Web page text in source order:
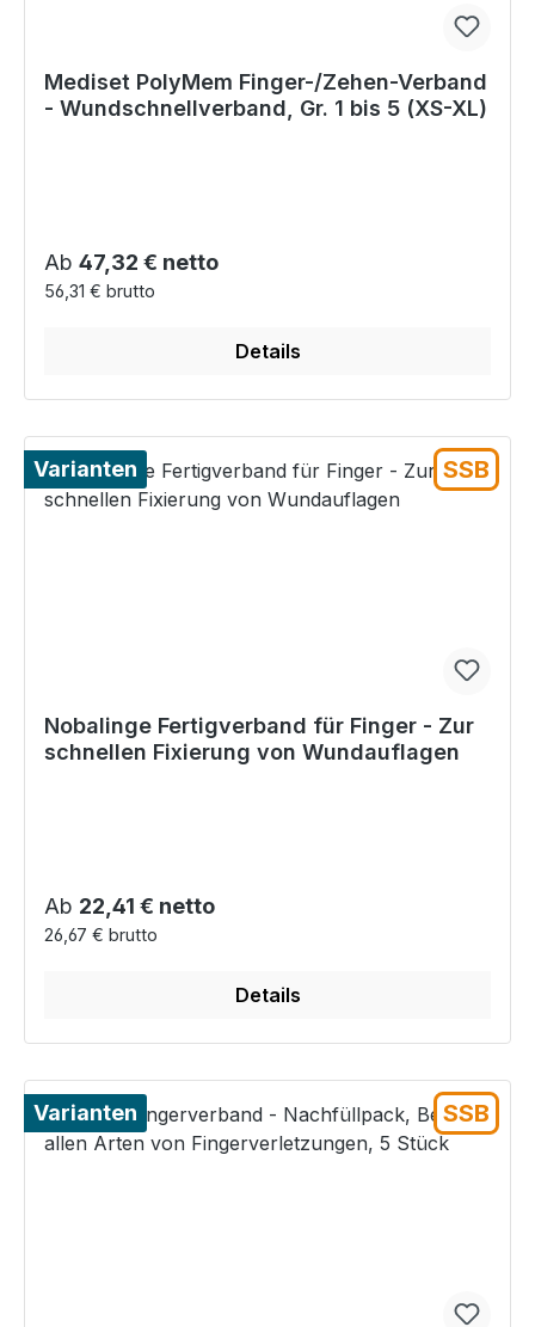
Mediset PolyMem Finger-/Zehen-Verband
- Wundschnellverband, Gr. 1 bis 5 (XS-XL)
Regulärer Preis:
Ab 47,32 € netto
56,31 € brutto
Details
Varianten SSB
Nobalinge Fertigverband für Finger - Zur
schnellen Fixierung von Wundauflagen
Regulärer Preis:
Ab 22,41 € netto
26,67 € brutto
Details
Varianten SSB